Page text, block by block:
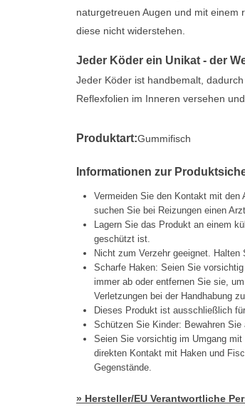
naturgetreuen Augen und mit
diese nicht widerstehen.
Jeder Köder ein Unikat - der
Jeder Köder ist handbemalt,
Reflexfolien im Inneren versehen
Produktart:Gummifisch
Informationen zur
Vermeiden Sie den Kontakt mit den
suchen Sie bei Reizungen einen
Lagern Sie das Produkt an einem
geschützt ist.
Nicht zum Verzehr geeignet.
Scharfe Haken: Seien Sie
immer ab oder entfernen Sie sie,
Verletzungen bei der Handhabung
Dieses Produkt ist ausschließlich
Schützen Sie Kinder: Bewahren
Seien Sie vorsichtig im Umgang mit
direkten Kontakt mit Haken und
Gegenstände.
» Hersteller/EU Verantwortliche